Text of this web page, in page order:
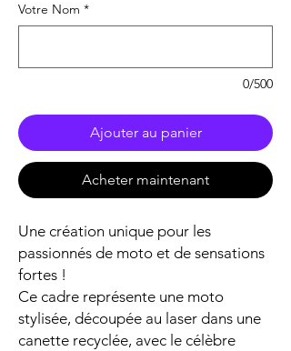
Votre Nom *
0/500
Ajouter au panier
Acheter maintenant
Une création unique pour les
passionnés de moto et de sensations
fortes !
Ce cadre représente une moto
stylisée, découpée au laser dans une
canette recyclée, avec le célèbre